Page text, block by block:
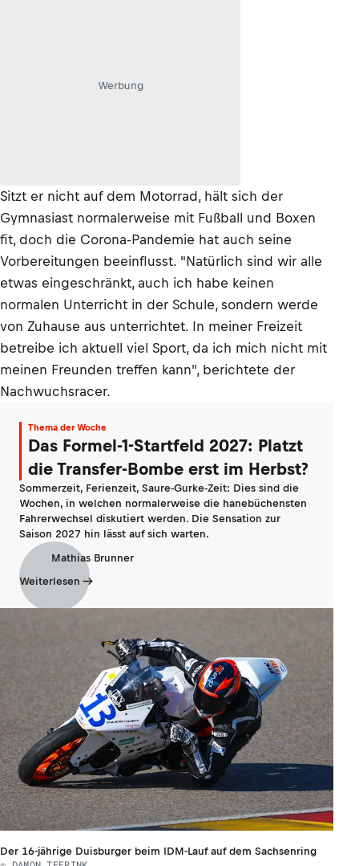
Werbung
Sitzt er nicht auf dem Motorrad, hält sich der
Gymnasiast normalerweise mit Fußball und Boxen
fit, doch die Corona-Pandemie hat auch seine
Vorbereitungen beeinflusst. "Natürlich sind wir alle
etwas eingeschränkt, auch ich habe keinen
normalen Unterricht in der Schule, sondern werde
von Zuhause aus unterrichtet. In meiner Freizeit
betreibe ich aktuell viel Sport, da ich mich nicht mit
meinen Freunden treffen kann", berichtete der
Nachwuchsracer.
Thema der Woche
Das Formel-1-Startfeld 2027: Platzt
die Transfer-Bombe erst im Herbst?
Sommerzeit, Ferienzeit, Saure-Gurke-Zeit: Dies sind die
Wochen, in welchen normalerweise die hanebüchensten
Fahrerwechsel diskutiert werden. Die Sensation zur
Saison 2027 hin lässt auf sich warten.
Mathias Brunner
Weiterlesen
Der 16-jährige Duisburger beim IDM-Lauf auf dem Sachsenring